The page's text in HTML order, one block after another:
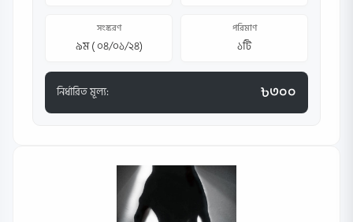
সংস্করণ
৯ম ( ০৪/০১/২৪)
পরিমাণ
১টি
নির্ধারিত মূল্য: ৳৩০০